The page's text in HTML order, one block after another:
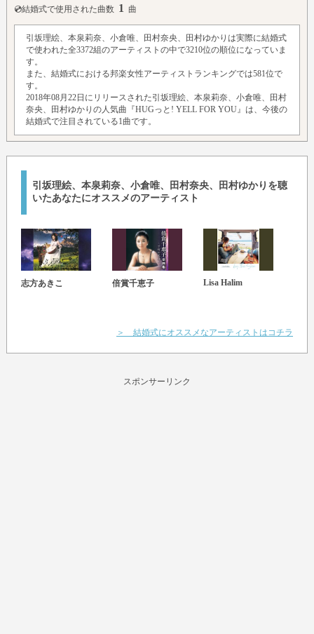
💿結婚式で使用された曲数 1 曲
引坂理絵、本泉莉奈、小倉唯、田村奈央、田村ゆかりは実際に結婚式
で使われた全3372組のアーティストの中で3210位の順位になっていま
す。
また、結婚式における邦楽女性アーティストランキングでは581位で
す。
2018年08月22日にリリースされた引坂理絵、本泉莉奈、小倉唯、田村
奈央、田村ゆかりの人気曲『HUGっと! YELL FOR YOU』は、今後の
結婚式で注目されている1曲です。
引坂理絵、本泉莉奈、小倉唯、田村奈央、田村ゆかりを聴
いたあなたにオススメのアーティスト
志方あきこ 倍賞千恵子 Lisa Halim
＞ 結婚式にオススメなアーティストはコチラ
スポンサーリンク